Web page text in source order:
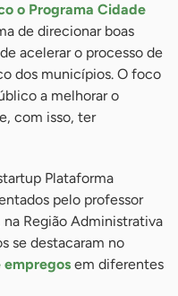
o Programa Cidade
de direcionar boas
acelerar o processo de
dos municípios. O foco
a melhorar o
com isso, ter
Plataforma
pelo professor
na Região Administrativa
se destacaram no
empregos em diferentes